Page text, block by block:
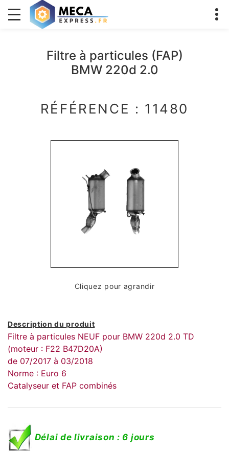
Filtre à particules (FAP)
BMW 220d 2.0
RÉFÉRENCE : 11480
Cliquez pour agrandir
Description du produit
Filtre à particules NEUF pour BMW 220d 2.0 TD
(moteur : F22 B47D20A)
de 07/2017 à 03/2018
Norme : Euro 6
Catalyseur et FAP combinés
Délai de livraison : 6 jours